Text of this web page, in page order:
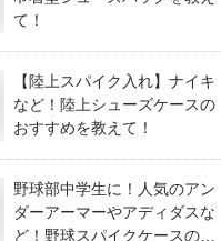
て！
【陸上スパイク入れ】ナイキ
など！陸上シューズケースの
おすすめを教えて！
野球部中学生に！人気のアン
ダーアーマーやアディダスな
ど！野球スパイクケースのお